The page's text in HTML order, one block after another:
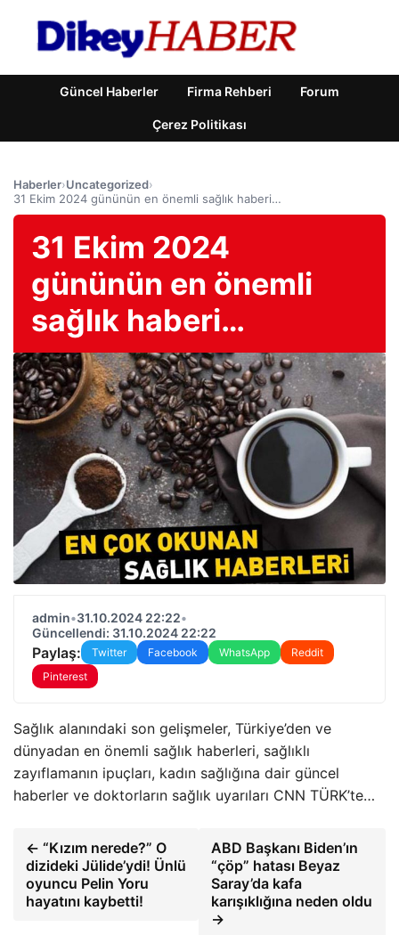
Güncel Haberler Firma Rehberi Forum
Çerez Politikası
Haberler›Uncategorized›
31 Ekim 2024 gününün en önemli sağlık haberi…
31 Ekim 2024
gününün en önemli
sağlık haberi…
admin•31.10.2024 22:22•
Güncellendi: 31.10.2024 22:22
Paylaş: Twitter Facebook WhatsApp
Reddit
Pinterest
Sağlık alanındaki son gelişmeler, Türkiye’den ve
dünyadan en önemli sağlık haberleri, sağlıklı
zayıflamanın ipuçları, kadın sağlığına dair güncel
haberler ve doktorların sağlık uyarıları CNN TÜRK’te…
← “Kızım nerede?” O
dizideki Jülide’ydi! Ünlü
oyuncu Pelin Yoru
hayatını kaybetti!
ABD Başkanı Biden’ın
“çöp” hatası Beyaz
Saray’da kafa
karışıklığına neden oldu
→